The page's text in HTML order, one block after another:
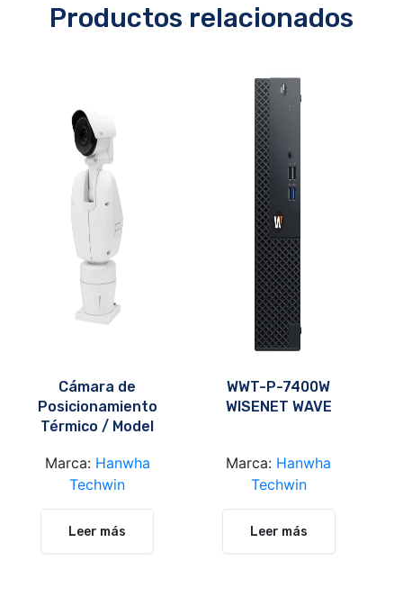
Productos relacionados
Cámara de
Posicionamiento
Térmico / Model
Marca: Hanwha
Techwin
Leer más
WWT-P-7400W
WISENET WAVE
Marca: Hanwha
Techwin
Leer más